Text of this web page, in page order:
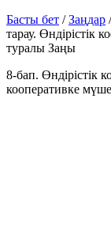
Басты бет /Заңдар
тарау. Өндiрiстiк
туралы Заңы
8-бап. Өндiрiстiк
кооперативке